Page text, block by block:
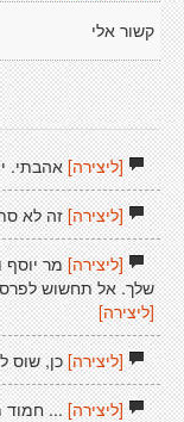
קשור אלי
[ליצירה]אהבתי.
[ליצירה]זה לא
[ליצירה]מר יוסף
שלך. אל תחשוש
[ליצירה]
[ליצירה]כן, שוס
[ליצירה]...